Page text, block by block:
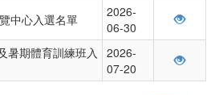
中心入選名單
2026-
06-30
暑期體育訓練班入
2026-
07-20